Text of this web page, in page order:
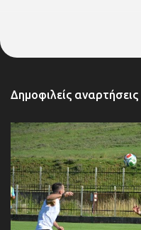
Δημοφιλείς αναρτήσεις